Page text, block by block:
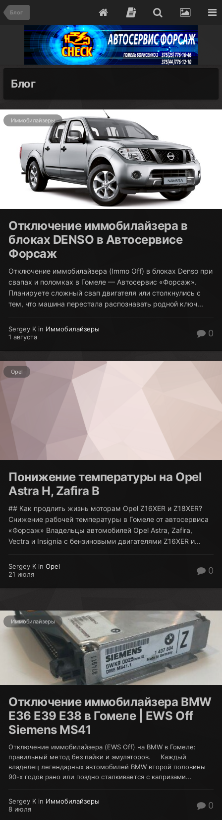
Блог
Блог
Иммобилайзеры
Отключение иммобилайзера в
блоках DENSO в Автосервисе
Форсаж
Отключение иммобилайзера (Immo Off) в блоках Denso при
свапах и поломках в Гомеле — Автосервис «Форсаж».
Планируете сложный свап двигателя или столкнулись с
тем, что машина перестала распознавать родной ключ...
Sergey K in Иммобилайзеры
1 августа
0
Opel
Понижение температуры на Opel
Astra H, Zafira B
## Как продлить жизнь моторам Opel Z16XER и Z18XER?
Снижение рабочей температуры в Гомеле от автосервиса
«Форсаж» Владельцы автомобилей Opel Astra, Zafira,
Vectra и Insignia с бензиновыми двигателями Z16XER и...
Sergey K in Opel
21 июля
0
Иммобилайзеры
Отключение иммобилайзера BMW
E36 E39 E38 в Гомеле | EWS Off
Siemens MS41
Отключение иммобилайзера (EWS Off) на BMW в Гомеле:
правильный метод без пайки и эмуляторов. Каждый
владелец легендарных автомобилей BMW второй половины
90-х годов рано или поздно сталкивается с капризами...
Sergey K in Иммобилайзеры
8 июля
0